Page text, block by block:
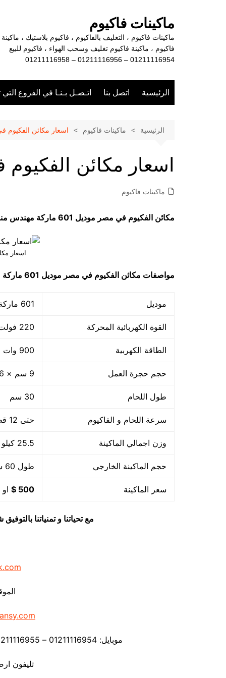
ماكينات فاكيوم
ماكينات فاكيوم ، التغليف بالفاكيوم ، فاكيوم بلاستيك ، ماكينة
فاكيوم ، ماكينة فاكيوم تغليف وسحب الهواء ، فاكيوم للبيع
01211116954 – 01211116956 – 01211116958
الرئيسية اتصل بنا اتـصـل بـنـا في الفروع
الرئيسية ماكينات فاكيوم اسعار مكائن الفكيوم
اسعار مكائن
ماكينات فاكيوم
مكائن الفكيوم في مصر موديل 601 ماركة مهندس منسي
اسعار
مواصفات مكائن الفكيوم في مصر موديل 601 ماركة مهندس منسي
موديل 601 ماركة مهندس منسي
القوة الكهربائية المحركة 220 فولت
الطاقة الكهربية 900 وات +800 واط لحام
حجم حجرة العمل 9 سم × 36 سم × 32 سم
طول اللحام 30 سم
سرعة اللحام و الفاكيوم حتى 12 قطعة بالدقيقة اى 720 بالساعة او حسب حجم القطعة
وزن اجمالي الماكينة 25.5 كيلو
حجم الماكينة الخارجي طول 60 سم × عرض 56 سم × ارتفاع 60 سم
سعر الماكينة 500 $
مع تحياتنا و تمنياتنا
موبايل: 01211116954 – 01211116955 – 01211116956 – – 01211116958
تليفون ارضي